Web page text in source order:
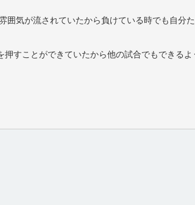
囲気が流されていたから負けている時でも自分
すことができていたから他の試合でもできるよ